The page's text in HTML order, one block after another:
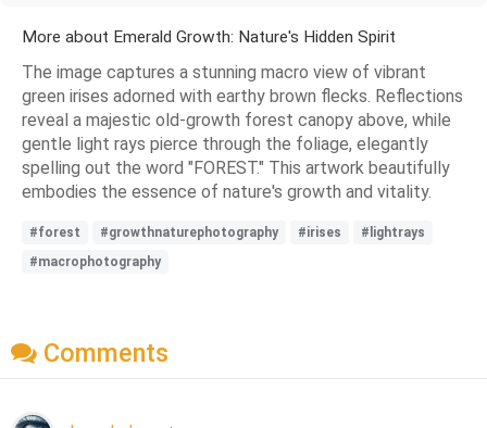
More about Emerald Growth: Nature's Hidden Spirit
The image captures a stunning macro view of vibrant
green irises adorned with earthy brown flecks. Reflections
reveal a majestic old-growth forest canopy above, while
gentle light rays pierce through the foliage, elegantly
spelling out the word "FOREST." This artwork beautifully
embodies the essence of nature's growth and vitality.
#forest #growthnaturephotography #irises
#lightrays
#macrophotography
Comments